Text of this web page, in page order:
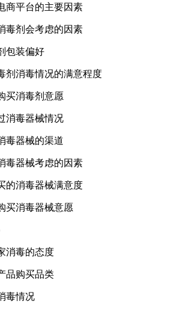
商平台的主要因素
毒剂会考虑的因素
包装偏好
剂消毒情况的满意程度
买消毒剂意愿
消毒器械情况
毒器械的渠道
毒器械考虑的因素
的消毒器械满意度
买消毒器械意愿
消毒的态度
品购买品类
毒情况